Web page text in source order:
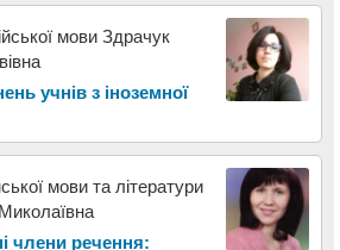
мови Здрачук
учнів з іноземної
мови та літератури
члени речення: